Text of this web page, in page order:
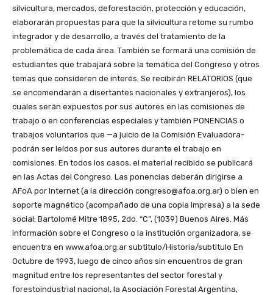
silvicultura, mercados, deforestación, protección y educación,
elaborarán propuestas para que la silvicultura retome su rumbo
integrador y de desarrollo, a través del tratamiento de la
problemática de cada área. También se formará una comisión de
estudiantes que trabajará sobre la temática del Congreso y otros
temas que consideren de interés. Se recibirán RELATORIOS (que
se encomendarán a disertantes nacionales y extranjeros), los
cuales serán expuestos por sus autores en las comisiones de
trabajo o en conferencias especiales y también PONENCIAS o
trabajos voluntarios que —a juicio de la Comisión Evaluadora-
podrán ser leídos por sus autores durante el trabajo en
comisiones. En todos los casos, el material recibido se publicará
en las Actas del Congreso. Las ponencias deberán dirigirse a
AFoA por Internet (a la dirección congreso@afoa.org.ar) o bien en
soporte magnético (acompañado de una copia impresa) a la sede
social: Bartolomé Mitre 1895, 2do. “C”, (1039) Buenos Aires. Más
información sobre el Congreso o la institución organizadora, se
encuentra en www.afoa.org.ar subtitulo/Historia/subtitulo En
Octubre de 1993, luego de cinco años sin encuentros de gran
magnitud entre los representantes del sector forestal y
forestoindustrial nacional, la Asociación Forestal Argentina,